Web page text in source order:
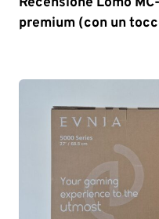
premium (con un